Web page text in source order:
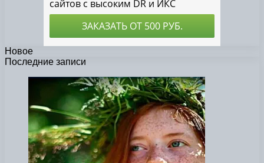
Новое
Последние записи